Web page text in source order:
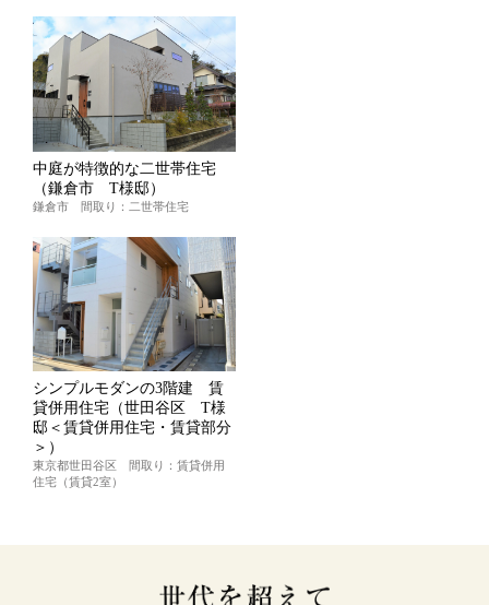
中庭が特徴的な二世帯住宅
（鎌倉市 T様邸）
鎌倉市 間取り：二世帯住宅
シンプルモダンの3階建 賃
貸併用住宅（世田谷区 T様
邸＜賃貸併用住宅・賃貸部分
＞）
東京都世田谷区 間取り：賃貸併用
住宅（賃貸2室）